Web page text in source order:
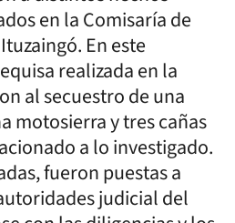
en la Comisaría de
En este
realizada en la
al secuestro de una
motosierra y tres cañas
a lo investigado.
fueron puestas a
judicial del